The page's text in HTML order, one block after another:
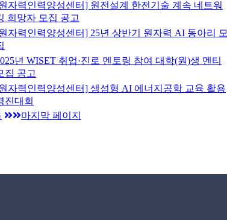
자력인력양성센터] 원전설계 한전기술 계속 네트워
희망자 모집 공고
자력인력양성센터] 25년 상반기 원자력 AI 동아리 모
년 WISET 취업·진로 멘토링 참여 대학(원)생 멘티
집 공고
자력인력양성센터] 생성형 AI 에너지공학 교육 활용
진대회
마지막 페이지